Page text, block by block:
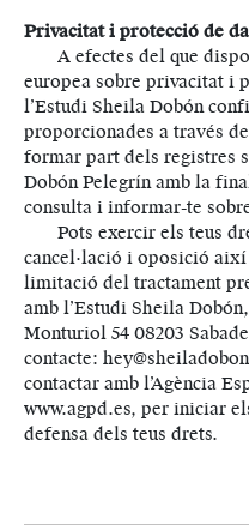
Privacitat i protecció de
A efectes del que
europea sobre privacitat i
l’Estudi Sheila Dobón
proporcionades a través
formar part dels registres
Dobón Pelegrín amb la
consulta i informar-te
Pots exercir els teus
cancel·lació i oposició
limitació del tractament
amb l’Estudi Sheila
Monturiol 54 08203
contacte:
contactar amb l’Agència
www.agpd.es, per iniciar
defensa dels teus drets.